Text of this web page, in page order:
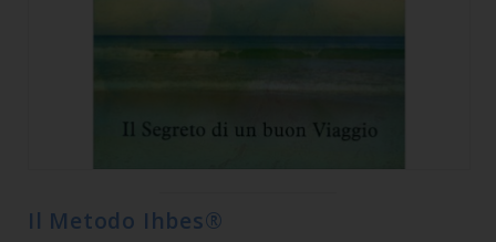
Il Metodo Ihbes®